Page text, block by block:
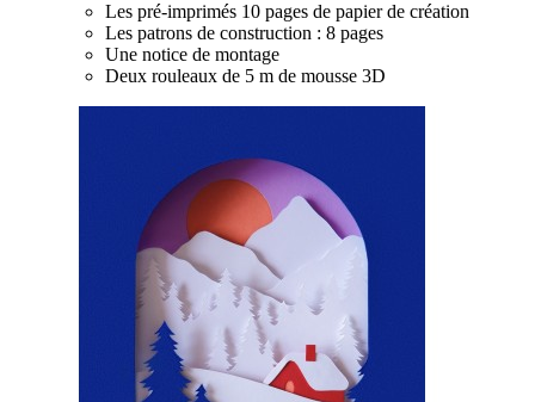
Les pré-imprimés 10 pages de papier de création
Les patrons de construction : 8 pages
Une notice de montage
Deux rouleaux de 5 m de mousse 3D